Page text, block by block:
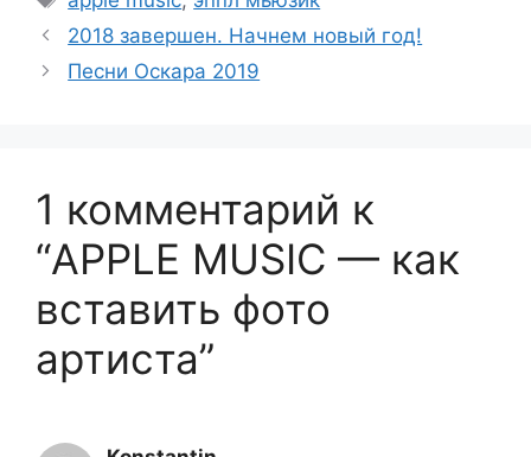
2018 завершен. Начнем новый год!
Песни Оскара 2019
1 комментарий к
“APPLE MUSIC — как
вставить фото
артиста”